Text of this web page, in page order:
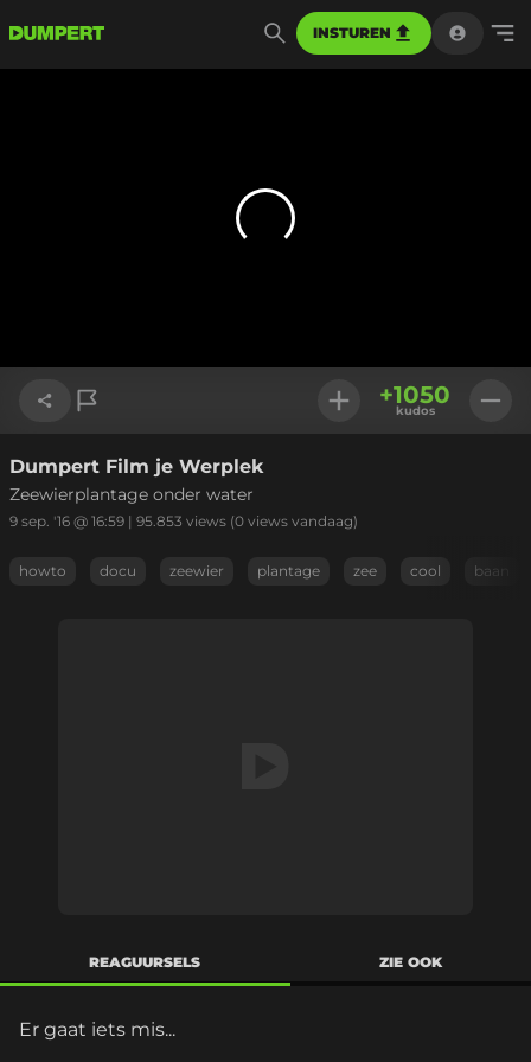
INSTUREN
Link kopiëren
+1050
kudos
Dumpert Film je Werplek
Zeewierplantage onder water
9 sep. '16 @ 16:59 | 95.853 views (0 views vandaag)
howto docu zeewier plantage zee cool baan
REAGUURSELS ZIE OOK
Er gaat iets mis...